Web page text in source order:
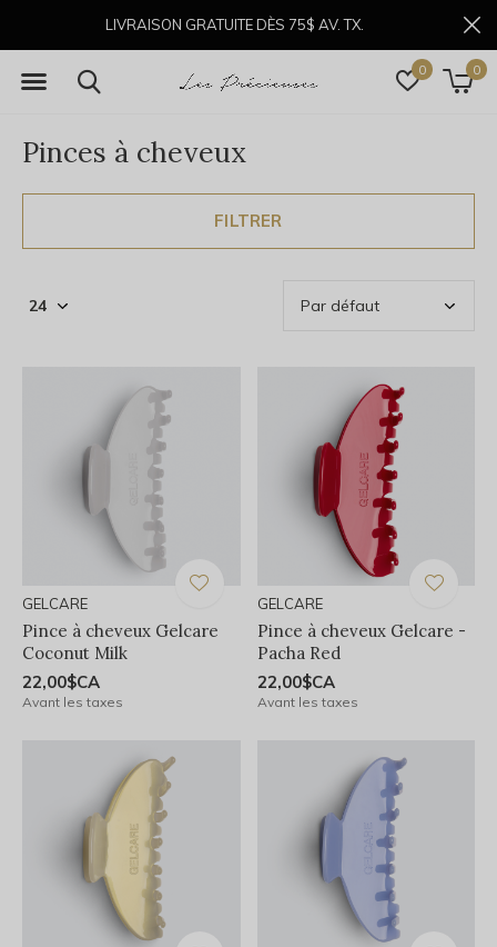
0 0
LIVRAISON GRATUITE DÈS 75$ AV. TX.
Pinces à cheveux
FILTRER
GELCARE
Pince à cheveux Gelcare
Coconut Milk
22,00$CA
Avant les taxes
GELCARE
Pince à cheveux Gelcare -
Pacha Red
22,00$CA
Avant les taxes